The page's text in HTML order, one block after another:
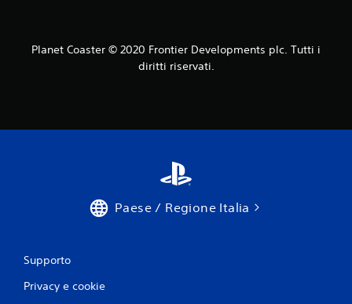
Planet Coaster © 2020 Frontier Developments plc. Tutti i
diritti riservati.
Paese / Regione Italia
Supporto
Privacy e cookie